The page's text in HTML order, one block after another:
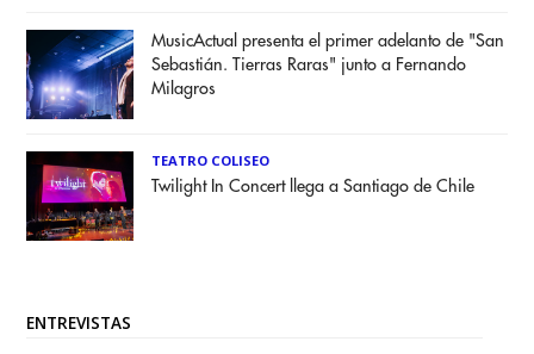
MusicActual presenta el primer adelanto de "San
Sebastián. Tierras Raras" junto a Fernando
Milagros
TEATRO COLISEO
Twilight In Concert llega a Santiago de Chile
ENTREVISTAS